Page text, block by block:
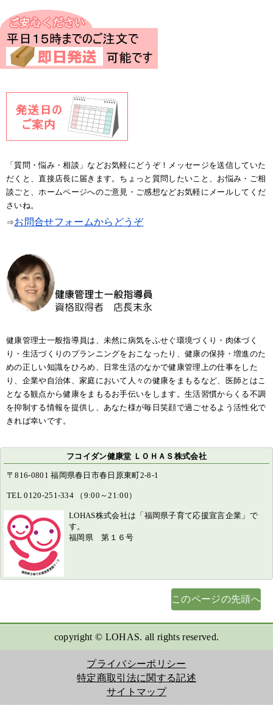
このページの先頭へ
「質問・悩み・相談」などお気軽にどうぞ！メッセージを送信していた
だくと、直接店長に届きます。ちょっと質問したいこと、お悩み・ご相
談ごと、ホームページへのご意見・ご感想などお気軽にメールしてくだ
さいね。
⇒お問合せフォームからどうぞ
健康管理士一般指導員は、未然に病気をふせぐ環境づくり・肉体づく
り・生活づくりのプランニングをおこなったり、健康の保持・増進のた
めの正しい知識をひろめ、日常生活のなかで健康管理上の仕事をした
り、企業や自治体、家庭において人々の健康をまもるなど、医師とはこ
となる観点から健康をまもるお手伝いをします。生活習慣からくる不調
を抑制する情報を提供し、あなた様が毎日笑顔で過ごせるよう活性化で
きれば幸いです。
フコイダン健康堂 ＬＯＨＡＳ株式会社
〒816-0801 福岡県春日市春日原東町2-8-1
TEL 0120-251-334 （9:00～21:00）
LOHAS株式会社は「福岡県子育て応援宣言企業」で
す。
福岡県 第１６号
copyright © LOHAS. all rights reserved.
プライバシーポリシー
特定商取引法に関する記述
サイトマップ